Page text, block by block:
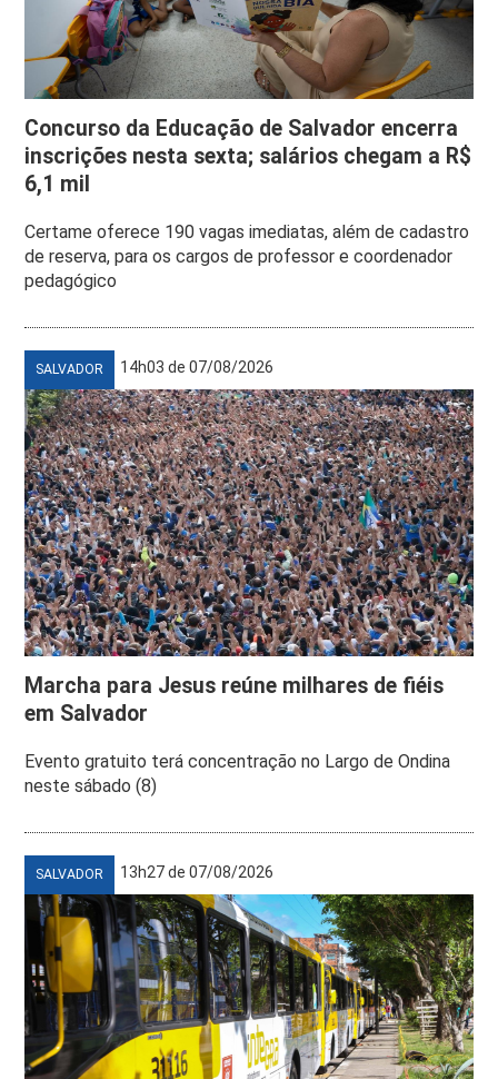
Concurso da Educação de Salvador encerra
inscrições nesta sexta; salários chegam a R$
6,1 mil
Certame oferece 190 vagas imediatas, além de cadastro
de reserva, para os cargos de professor e coordenador
pedagógico
SALVADOR 14h03 de 07/08/2026
Marcha para Jesus reúne milhares de fiéis
em Salvador
Evento gratuito terá concentração no Largo de Ondina
neste sábado (8)
SALVADOR 13h27 de 07/08/2026